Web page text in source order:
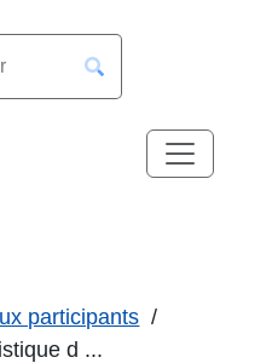
participants
d ...